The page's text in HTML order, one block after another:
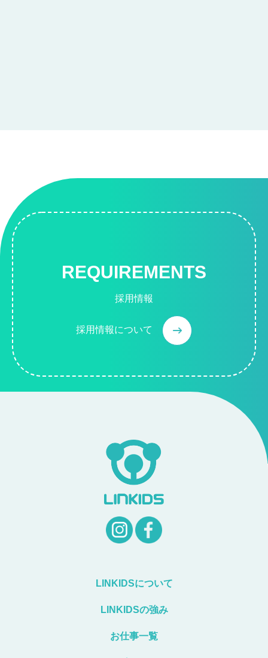
REQUIREMENTS
採用情報
採用情報について
LINKIDSについて
LINKIDSの強み
お仕事一覧